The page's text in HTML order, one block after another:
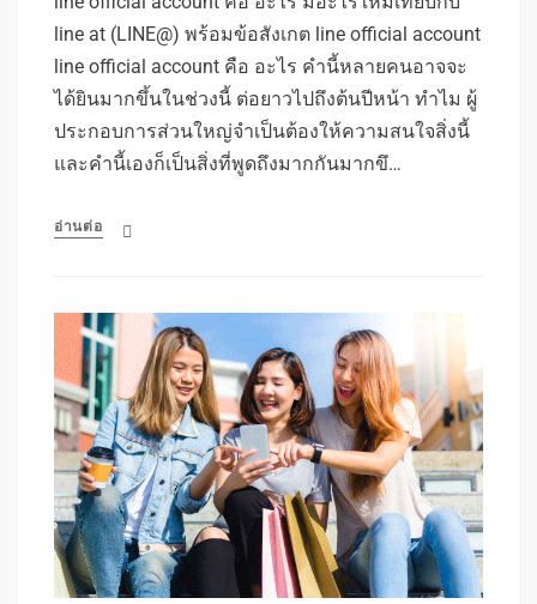
line at (LINE@) พร้อมข้อสังเกต line official account
line official account คือ อะไร คำนี้หลายคนอาจจะ
ได้ยินมากขึ้นในช่วงนี้ ต่อยาวไปถึงต้นปีหน้า ทำไม ผู้
ประกอบการส่วนใหญ่จำเป็นต้องให้ความสนใจสิ่งนี้
และคำนี้เองก็เป็นสิ่งที่พูดถึงมากกันมากขึ…
อ่านต่อ